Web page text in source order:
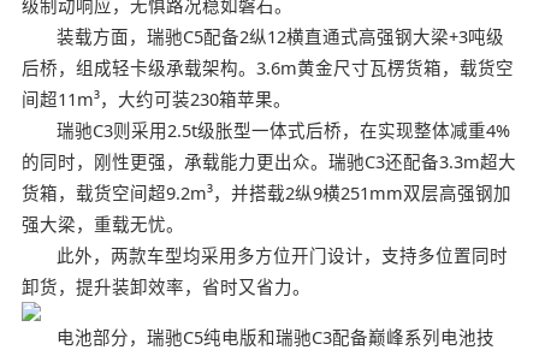
装载方面，瑞驰C5配备2纵12横直通式高强钢大梁+3吨级
后桥，组成轻卡级承载架构。3.6m黄金尺寸瓦楞货箱，载货空
间超11m³，大约可装230箱苹果。
瑞驰C3则采用2.5t级胀型一体式后桥，在实现整体减重4%
的同时，刚性更强，承载能力更出众。瑞驰C3还配备3.3m超大
货箱，载货空间超9.2m³，并搭载2纵9横251mm双层高强钢加
强大梁，重载无忧。
此外，两款车型均采用多方位开门设计，支持多位置同时
卸货，提升装卸效率，省时又省力。
电池部分，瑞驰C5纯电版和瑞驰C3配备巅峰系列电池技